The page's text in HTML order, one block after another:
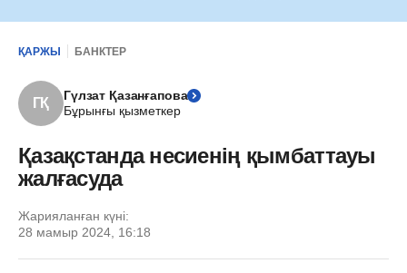
ҚАРЖЫ БАНКТЕР
ГҚ
Гүлзат Қазанғапова
Бұрынғы қызметкер
Қазақстанда несиенің қымбаттауы
жалғасуда
Жарияланған күні:
28 мамыр 2024, 16:18